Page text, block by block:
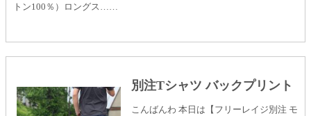
トン100％）ロングス……
別注Tシャツ バックプリント
こんばんわ 本日は【フリーレイジ別注 モ